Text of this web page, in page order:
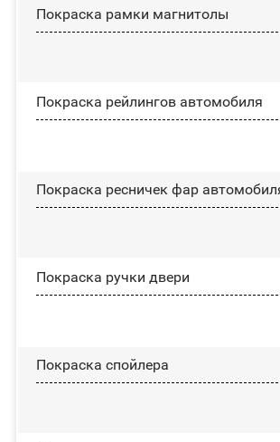
Покраска рамки магнитолы
Покраска рейлингов автомобиля
Покраска ресничек фар
Покраска ручки двери
Покраска спойлера